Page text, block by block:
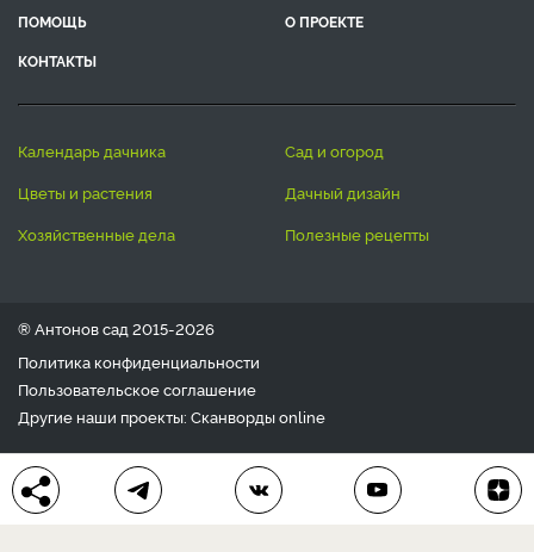
ПОМОЩЬ
О ПРОЕКТЕ
КОНТАКТЫ
календарь дачника
сад и огород
цветы и растения
дачный дизайн
хозяйственные дела
полезные рецепты
® Антонов сад 2015-2026
Политика конфиденциальности
Пользовательское соглашение
Другие наши проекты: Сканвордыonline
Любое использование материала допускается только с
письменного согласия редакции